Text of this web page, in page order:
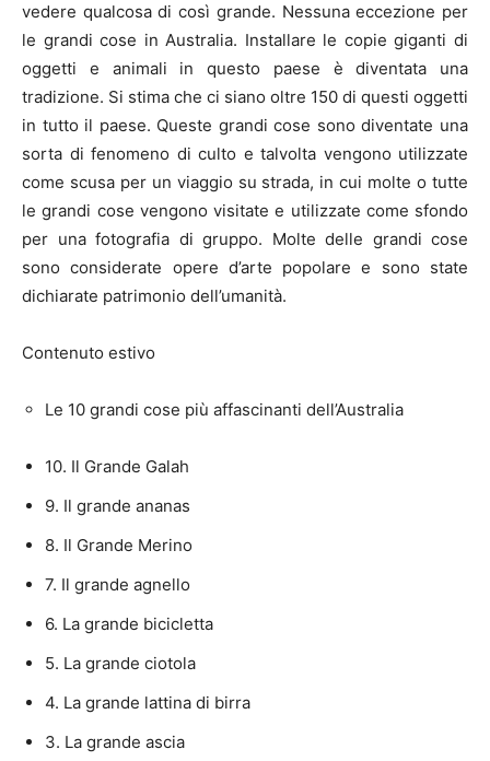
vedere qualcosa di così grande. Nessuna eccezione per
le grandi cose in Australia. Installare le copie giganti di
oggetti e animali in questo paese è diventata una
tradizione. Si stima che ci siano oltre 150 di questi oggetti
in tutto il paese. Queste grandi cose sono diventate una
sorta di fenomeno di culto e talvolta vengono utilizzate
come scusa per un viaggio su strada, in cui molte o tutte
le grandi cose vengono visitate e utilizzate come sfondo
per una fotografia di gruppo. Molte delle grandi cose
sono considerate opere d’arte popolare e sono state
dichiarate patrimonio dell’umanità.
Contenuto estivo
Le 10 grandi cose più affascinanti dell’Australia
10. Il Grande Galah
9. Il grande ananas
8. Il Grande Merino
7. Il grande agnello
6. La grande bicicletta
5. La grande ciotola
4. La grande lattina di birra
3. La grande ascia